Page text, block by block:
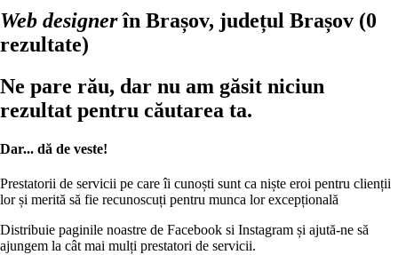
Web designerîn Brașov, județul Brașov (0
rezultate)
Ne pare rău, dar nu am găsit niciun
rezultat pentru căutarea ta.
Dar... dă de veste!
Prestatorii de servicii pe care îi cunoști sunt ca niște eroi pentru clienții
lor și merită să fie recunoscuți pentru munca lor excepțională
Distribuie paginile noastre de Facebook si Instagram și ajută-ne să
ajungem la cât mai mulți prestatori de servicii.